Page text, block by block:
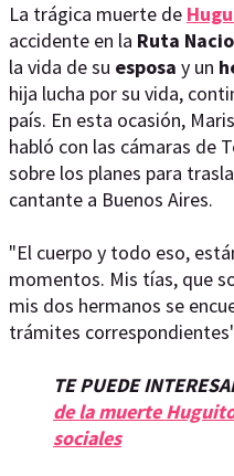
La trágica muerte de
accidente en la Ruta
la vida de su esposa y un
hija lucha por su vida,
país. En esta ocasión,
habló con las cámaras de
sobre los planes para
cantante a Buenos Aires.
"El cuerpo y todo eso,
momentos. Mis tías, que
mis dos hermanos se
trámites
TE PUEDE
de la muerte
sociales